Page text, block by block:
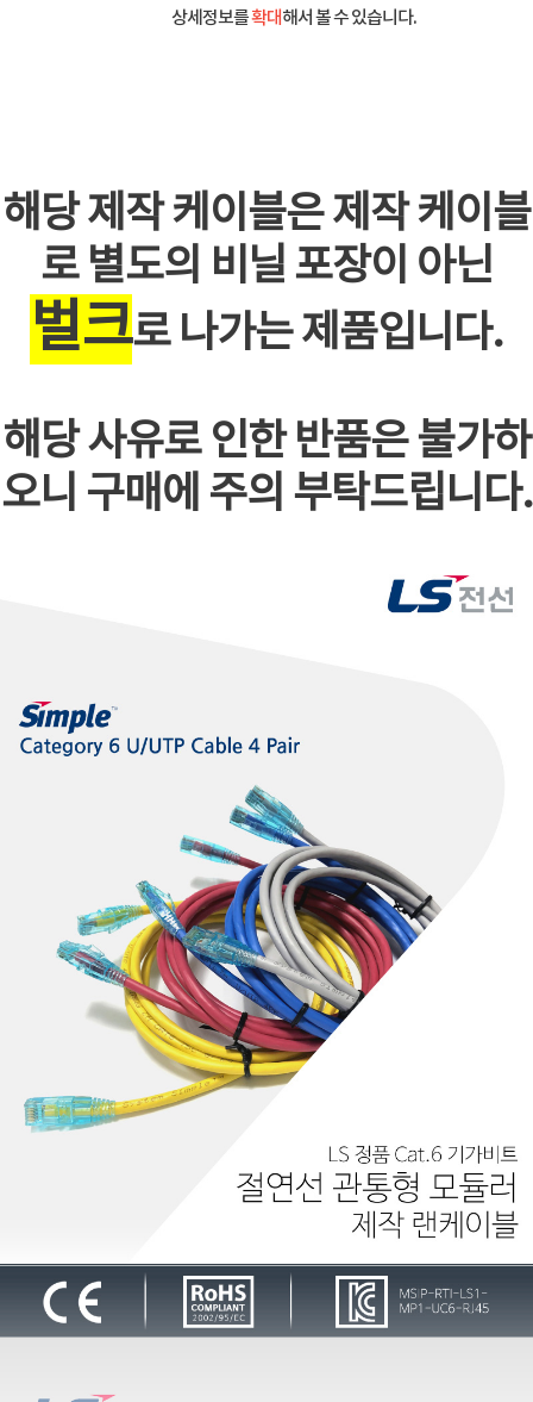
상세정보를확대해서 볼 수 있습니다.
해당 제작 케이블은 제작 케이블
로 별도의 비닐 포장이 아닌
벌크로 나가는 제품입니다.
해당 사유로 인한 반품은 불가하
오니 구매에 주의 부탁드립니다.